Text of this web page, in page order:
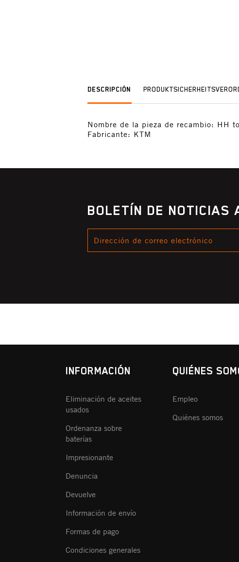
DESCRIPCIÓN
Nombre de la pieza de recambio: HH
Fabricante: KTM
BOLETÍN DE NOTICIAS
INFORMACIÓN
Eliminación de aceites
usados
Ordenanza sobre
baterías
Impresionante
Denuncia
Devuelve
Información de envío
Formas de pago
Condiciones generales
QUIÉNES
Empleo
Quiénes somos